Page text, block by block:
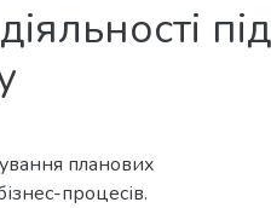
планових
процесів.